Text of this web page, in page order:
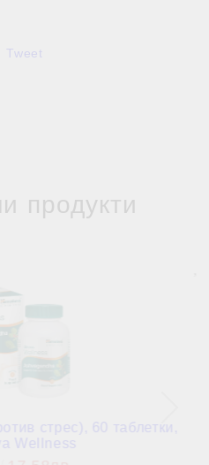
Tweet
продукти
стрес), 60 таблетки,
Wellness